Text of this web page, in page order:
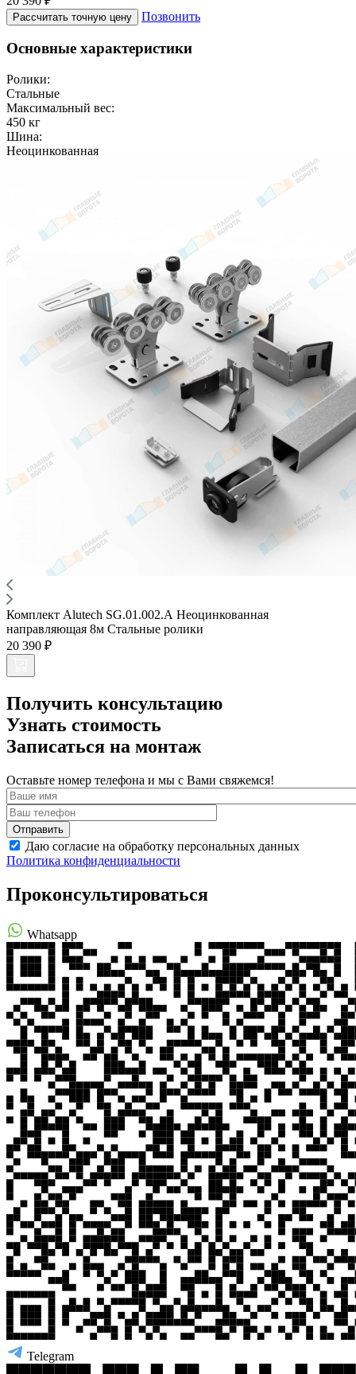
Рассчитать точную цену Позвонить
Основные характеристики
Ролики:
Стальные
Максимальный вес:
450 кг
Шина:
Неоцинкованная
Комплект Alutech SG.01.002.А Неоцинкованная
направляющая 8м Стальные ролики
20 390 ₽
Получить консультацию
Узнать стоимость
Записаться на монтаж
Оставьте номер телефона и мы с Вами свяжемся!
Даю согласие на обработку персональных данных
Политика конфиденциальности
Проконсультироваться
Whatsapp
Telegram